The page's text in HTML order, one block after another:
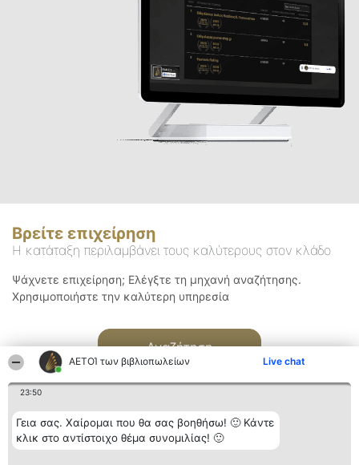
ΑΕΤΟΊ των βιβλιοπωλείων Live chat
23:50
Γεια σας. Χαίρομαι που θα σας βοηθήσω! 🙂 Κάντε
κλικ στο αντίστοιχο θέμα συνομιλίας! 🙂
Βρείτε επιχείρηση
Η κατάταξη περιλαμβάνει τους καλύτερους στον κλάδο
Ψάχνετε επιχείρηση; Ελέγξτε τη μηχανή αναζήτησης.
Χρησιμοποιήστε την καλύτερη υπηρεσία
Αναζήτηση